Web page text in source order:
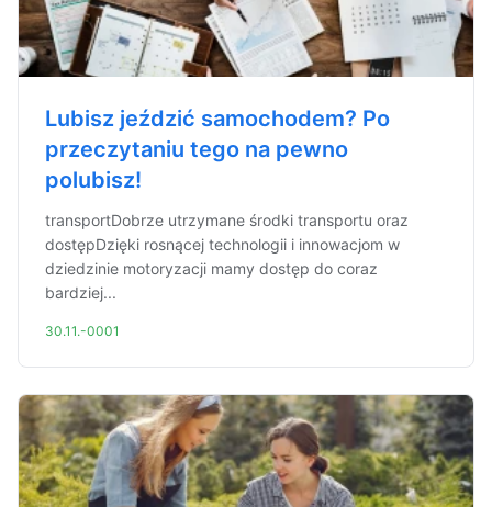
Lubisz jeździć samochodem? Po
przeczytaniu tego na pewno
polubisz!
transportDobrze utrzymane środki transportu oraz
dostępDzięki rosnącej technologii i innowacjom w
dziedzinie motoryzacji mamy dostęp do coraz
bardziej...
30.11.-0001